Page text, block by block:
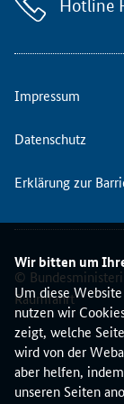
Wir bitten um
Um diese
nutzen wir
zeigt, welche
wird von der
aber helfen,
unseren Seiten
t
a
e
b
z
g
l
i
c
h
d
e
Hotline
Impressum
Datenschutz
Erklärung zur
©
Raumfahrt